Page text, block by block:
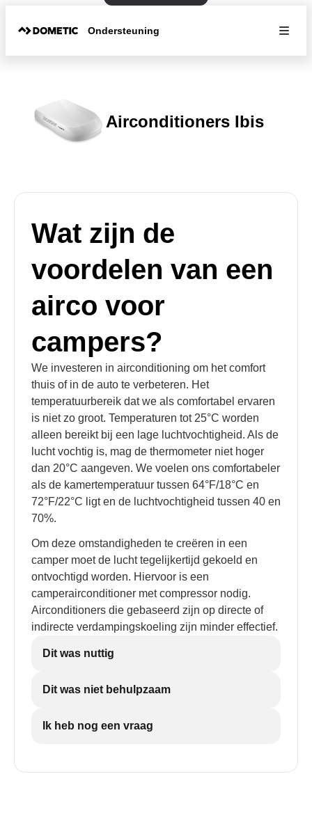
Ondersteuning
Airconditioners Ibis
Wat zijn de
voordelen van een
airco voor
campers?
We investeren in airconditioning om het comfort
thuis of in de auto te verbeteren. Het
temperatuurbereik dat we als comfortabel ervaren
is niet zo groot. Temperaturen tot 25°C worden
alleen bereikt bij een lage luchtvochtigheid. Als de
lucht vochtig is, mag de thermometer niet hoger
dan 20°C aangeven. We voelen ons comfortabeler
als de kamertemperatuur tussen 64°F/18°C en
72°F/22°C ligt en de luchtvochtigheid tussen 40 en
70%.
Om deze omstandigheden te creëren in een
camper moet de lucht tegelijkertijd gekoeld en
ontvochtigd worden. Hiervoor is een
camperairconditioner met compressor nodig.
Airconditioners die gebaseerd zijn op directe of
indirecte verdampingskoeling zijn minder effectief.
Dit was nuttig
Dit was niet behulpzaam
Ik heb nog een vraag